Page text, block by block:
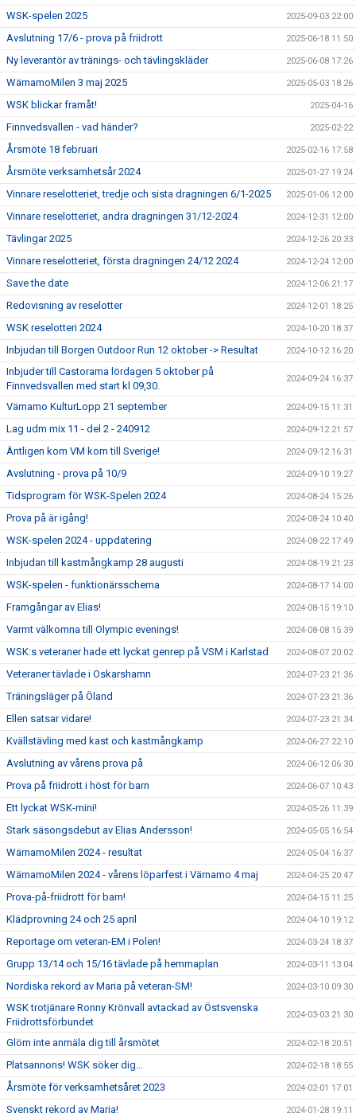
WSK-spelen 2025 2025-09-03 22:00
Avslutning 17/6 - prova på friidrott 2025-06-18 11:50
Ny leverantör av tränings- och tävlingskläder 2025-06-08 17:26
WärnamoMilen 3 maj 2025 2025-05-03 18:26
WSK blickar framåt! 2025-04-16
Finnvedsvallen - vad händer? 2025-02-22
Årsmöte 18 februari 2025-02-16 17:58
Årsmöte verksamhetsår 2024 2025-01-27 19:24
Vinnare reselotteriet, tredje och sista dragningen 6/1-2025 2025-01-06 12:00
Vinnare reselotteriet, andra dragningen 31/12-2024 2024-12-31 12:00
Tävlingar 2025 2024-12-26 20:33
Vinnare reselotteriet, första dragningen 24/12 2024 2024-12-24 12:00
Save the date 2024-12-06 21:17
Redovisning av reselotter 2024-12-01 18:25
WSK reselotteri 2024 2024-10-20 18:37
Inbjudan till Borgen Outdoor Run 12 oktober -> Resultat 2024-10-12 16:20
Inbjuder till Castorama lördagen 5 oktober på
Finnvedsvallen med start kl 09,30.
2024-09-24 16:37
Värnamo KulturLopp 21 september 2024-09-15 11:31
Lag udm mix 11 - del 2 - 240912 2024-09-12 21:57
Äntligen kom VM kom till Sverige! 2024-09-12 16:31
Avslutning - prova på 10/9 2024-09-10 19:27
Tidsprogram för WSK-Spelen 2024 2024-08-24 15:26
Prova på är igång! 2024-08-24 10:40
WSK-spelen 2024 - uppdatering 2024-08-22 17:49
Inbjudan till kastmångkamp 28 augusti 2024-08-19 21:23
WSK-spelen - funktionärsschema 2024-08-17 14:00
Framgångar av Elias! 2024-08-15 19:10
Varmt välkomna till Olympic evenings! 2024-08-08 15:39
WSK:s veteraner hade ett lyckat genrep på VSM i Karlstad 2024-08-07 20:02
Veteraner tävlade i Oskarshamn 2024-07-23 21:36
Träningsläger på Öland 2024-07-23 21:36
Ellen satsar vidare! 2024-07-23 21:34
Kvällstävling med kast och kastmångkamp 2024-06-27 22:10
Avslutning av vårens prova på 2024-06-12 06:30
Prova på friidrott i höst för barn 2024-06-07 10:43
Ett lyckat WSK-mini! 2024-05-26 11:39
Stark säsongsdebut av Elias Andersson! 2024-05-05 16:54
WärnamoMilen 2024 - resultat 2024-05-04 16:37
WärnamoMilen 2024 - vårens löparfest i Värnamo 4 maj 2024-04-25 20:47
Prova-på-friidrott för barn! 2024-04-15 11:25
Klädprovning 24 och 25 april 2024-04-10 19:12
Reportage om veteran-EM i Polen! 2024-03-24 18:37
Grupp 13/14 och 15/16 tävlade på hemmaplan 2024-03-11 13:04
Nordiska rekord av Maria på veteran-SM! 2024-03-10 09:30
WSK trotjänare Ronny Krönvall avtackad av Östsvenska
Friidrottsförbundet
2024-03-03 21:30
Glöm inte anmäla dig till årsmötet 2024-02-18 20:51
Platsannons! WSK söker dig... 2024-02-18 18:55
Årsmöte för verksamhetsåret 2023 2024-02-01 17:01
Svenskt rekord av Maria! 2024-01-28 19:11